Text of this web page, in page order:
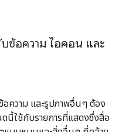
ข้อความ ไอคอน และ
ความ และรูปภาพอื่นๆ ต้อง
นี้ใช้กับรายการที่แสดงซึ่งสื่อ